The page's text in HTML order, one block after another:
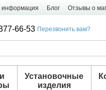
информация Блог Отзывы о
66-53 Перезвонить вам?
Установочные
изделия